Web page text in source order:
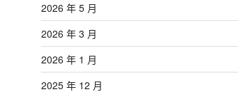
2026 年 5 月
2026 年 3 月
2026 年 1 月
2025 年 12 月